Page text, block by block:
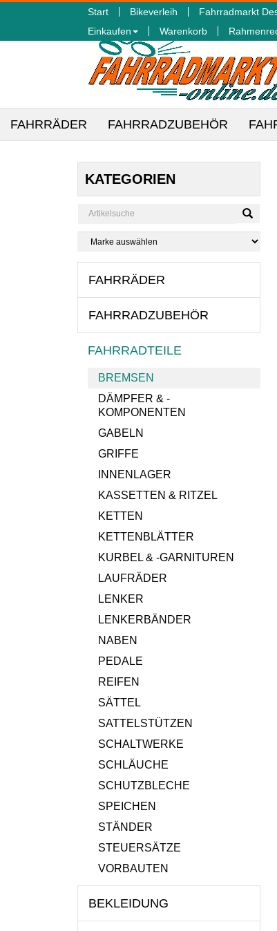
Start Bikeverleih Fahrradmarkt
Einkaufen
Warenkorb
FAHRRÄDER FAHRRADZUBEHÖR
KATEGORIEN
FAHRRÄDER
FAHRRADZUBEHÖR
FAHRRADTEILE
BREMSEN
DÄMPFER & -
KOMPONENTEN
GABELN
GRIFFE
INNENLAGER
KASSETTEN & RITZEL
KETTEN
KETTENBLÄTTER
KURBEL & -GARNITUREN
LAUFRÄDER
LENKER
LENKERBÄNDER
NABEN
PEDALE
REIFEN
SÄTTEL
SATTELSTÜTZEN
SCHALTWERKE
SCHLÄUCHE
SCHUTZBLECHE
SPEICHEN
STÄNDER
STEUERSÄTZE
VORBAUTEN
BEKLEIDUNG